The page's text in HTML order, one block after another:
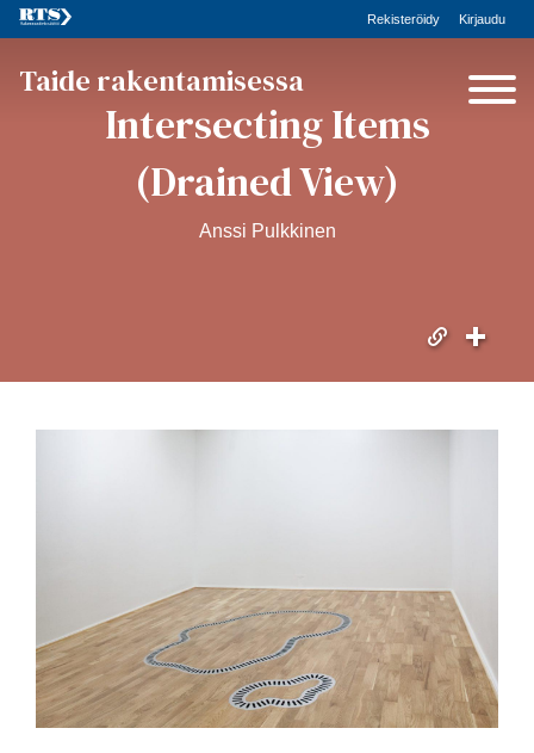
Rekisteröidy Kirjaudu
Taide rakentamisessa
Intersecting Items
(Drained View)
Anssi Pulkkinen